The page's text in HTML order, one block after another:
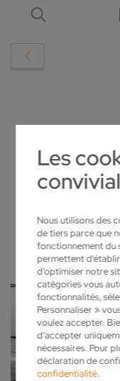
Les
Nous utilisons des
de tiers parce que
fonctionnement du
permettent
d’optimiser notre
catégories vous
fonctionnalités,
Personnaliser »
voulez accepter.
d’accepter
nécessaires. Pour
déclaration de
confidentialité.
EMO 2023 :
DÉDIÉES À